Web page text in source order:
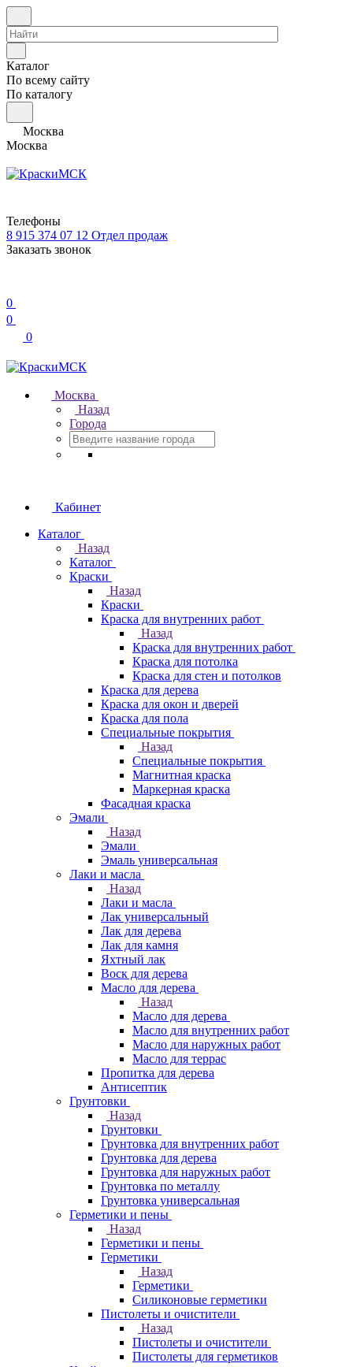
Каталог
По всему сайту
По каталогу
Москва
Москва
Телефоны
8 915 374 07 12 Отдел продаж
Заказать звонок
0
0
0
Москва
Назад
Города
Кабинет
Каталог
Назад
Каталог
Краски
Назад
Краски
Краска для внутренних работ
Назад
Краска для внутренних работ
Краска для потолка
Краска для стен и потолков
Краска для дерева
Краска для окон и дверей
Краска для пола
Специальные покрытия
Назад
Специальные покрытия
Магнитная краска
Маркерная краска
Фасадная краска
Эмали
Назад
Эмали
Эмаль универсальная
Лаки и масла
Назад
Лаки и масла
Лак универсальный
Лак для дерева
Лак для камня
Яхтный лак
Воск для дерева
Масло для дерева
Назад
Масло для дерева
Масло для внутренних работ
Масло для наружных работ
Масло для террас
Пропитка для дерева
Антисептик
Грунтовки
Назад
Грунтовки
Грунтовка для внутренних работ
Грунтовка для дерева
Грунтовка для наружных работ
Грунтовка по металлу
Грунтовка универсальная
Герметики и пены
Назад
Герметики и пены
Герметики
Назад
Герметики
Силиконовые герметики
Пистолеты и очистители
Назад
Пистолеты и очистители
Пистолеты для герметиков